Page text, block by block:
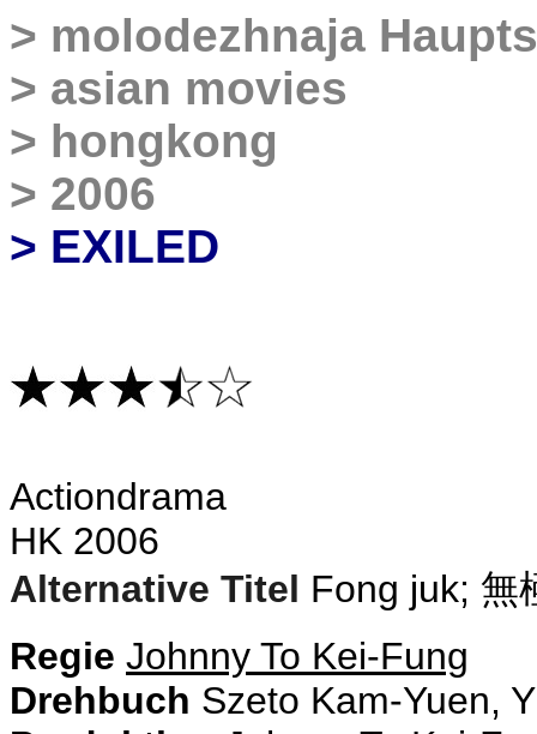
> molodezhnaja
> asian movies
> hongkong
> 2006
> EXILED
Actiondrama
HK 2006
Alternative Titel Fong juk; 無
Regie Johnny To Kei-Fung
Drehbuch Szeto Kam-Yuen,